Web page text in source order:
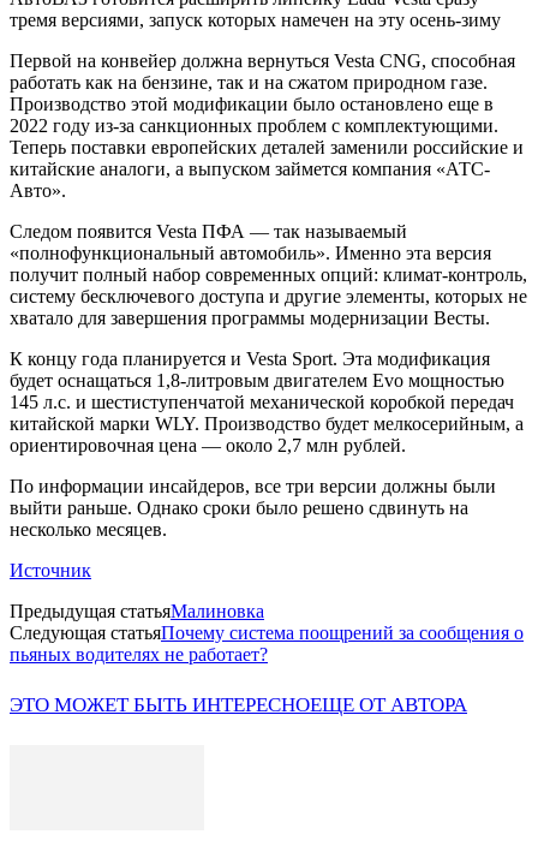
тремя версиями, запуск которых намечен на эту осень-зиму
Первой на конвейер должна вернуться Vesta CNG, способная
работать как на бензине, так и на сжатом природном газе.
Производство этой модификации было остановлено еще в
2022 году из-за санкционных проблем с комплектующими.
Теперь поставки европейских деталей заменили российские и
китайские аналоги, а выпуском займется компания «АТС-
Авто».
Следом появится Vesta ПФА — так называемый
«полнофункциональный автомобиль». Именно эта версия
получит полный набор современных опций: климат-контроль,
систему бесключевого доступа и другие элементы, которых не
хватало для завершения программы модернизации Весты.
К концу года планируется и Vesta Sport. Эта модификация
будет оснащаться 1,8-литровым двигателем Evo мощностью
145 л.с. и шестиступенчатой механической коробкой передач
китайской марки WLY. Производство будет мелкосерийным, а
ориентировочная цена — около 2,7 млн рублей.
По информации инсайдеров, все три версии должны были
выйти раньше. Однако сроки было решено сдвинуть на
несколько месяцев.
Источник
Предыдущая статьяМалиновка
Следующая статьяПочему система поощрений за сообщения о
пьяных водителях не работает?
ЭТО МОЖЕТ БЫТЬ ИНТЕРЕСНОЕЩЕ ОТ АВТОРА